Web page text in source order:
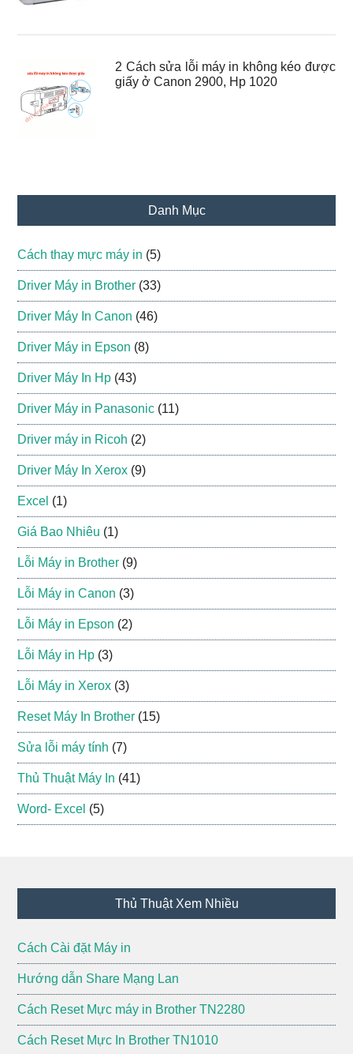
2 Cách sửa lỗi máy in không kéo được
giấy ở Canon 2900, Hp 1020
Danh Mục
Cách thay mực máy in (5)
Driver Máy in Brother (33)
Driver Máy In Canon (46)
Driver Máy in Epson (8)
Driver Máy In Hp (43)
Driver Máy in Panasonic (11)
Driver máy in Ricoh (2)
Driver Máy In Xerox (9)
Excel (1)
Giá Bao Nhiêu (1)
Lỗi Máy in Brother (9)
Lỗi Máy in Canon (3)
Lỗi Máy in Epson (2)
Lỗi Máy in Hp (3)
Lỗi Máy in Xerox (3)
Reset Máy In Brother (15)
Sửa lỗi máy tính (7)
Thủ Thuật Máy In (41)
Word- Excel (5)
Thủ Thuật Xem Nhiều
Cách Cài đặt Máy in
Hướng dẫn Share Mạng Lan
Cách Reset Mực máy in Brother TN2280
Cách Reset Mực In Brother TN1010